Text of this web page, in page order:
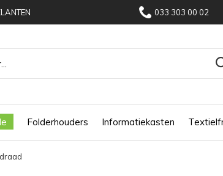
033 303 00 02
Folderhouders Informatiekasten